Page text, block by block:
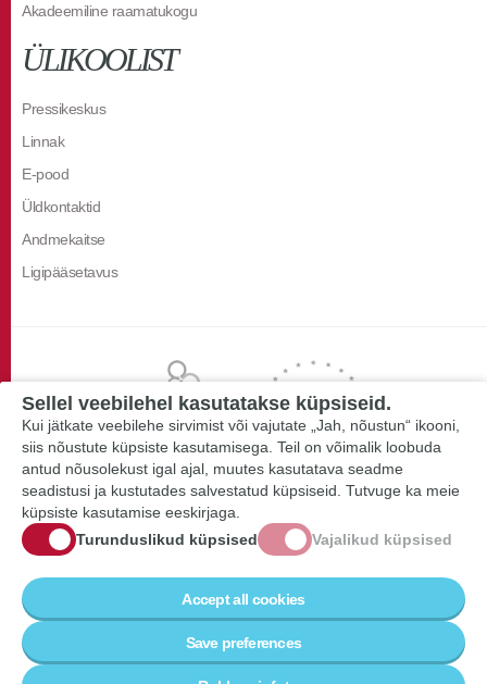
Akadeemiline raamatukogu
ÜLIKOOLIST
Pressikeskus
Linnak
E-pood
Üldkontaktid
Andmekaitse
Ligipääsetavus
Sellel veebilehel kasutatakse küpsiseid.
Kui jätkate veebilehe sirvimist või vajutate „Jah, nõustun“ ikooni,
siis nõustute küpsiste kasutamisega. Teil on võimalik loobuda
antud nõusolekust igal ajal, muutes kasutatava seadme
seadistusi ja kustutades salvestatud küpsiseid. Tutvuge ka meie
küpsiste kasutamise eeskirjaga.
Turunduslikud küpsised
Vajalikud küpsised
Accept all cookies
Save preferences